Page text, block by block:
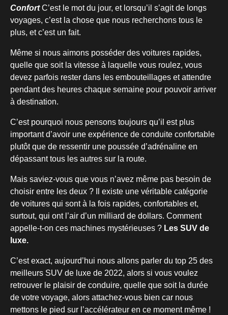
Confort C’est le mot du jour, et lorsqu’il s’agit de longs
voyages, c’est la chose que nous recherchons tous le
plus, et c’est un fait.
Même si nous aimons posséder des voitures rapides,
quelle que soit la vitesse à laquelle vous roulez, vous
devez parfois rester dans les embouteillages et attendre
pendant des heures chaque semaine pour pouvoir arriver
à destination.
C’est pourquoi nous pensons toujours qu’il est plus
important d’avoir une expérience de conduite confortable
plutôt que de ressentir une poussée d’adrénaline en
dépassant tous les autres sur la route.
Mais saviez-vous que vous n’avez même pas besoin de
choisir entre les deux ? Il existe une véritable catégorie
de voitures qui sont à la fois rapides, confortables et,
surtout, qui ont l’air d’un milliard de dollars. Comment
appelle-t-on ces machines mystérieuses ? Les SUV de
luxe.
C’est exact, aujourd’hui nous allons parler du top 25 des
meilleurs SUV de luxe de 2022, alors si vous voulez
retrouver le plaisir de conduire, quelle que soit la durée
de votre voyage, alors attachez-vous bien car nous
mettons le pied sur l’accélérateur en ce moment même !